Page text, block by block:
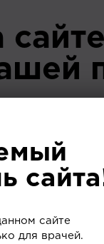
До
сайте
для врачей.